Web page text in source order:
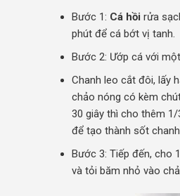
Bước 1: Cá hồi rửa
phút để cá bớt vị tanh.
Bước 2: Ướp cá với
Chanh leo cắt đôi, lấy
chảo nóng có kèm
30 giây thì cho thêm
để tạo thành sốt
Bước 3: Tiếp đến, cho
và tỏi băm nhỏ vào